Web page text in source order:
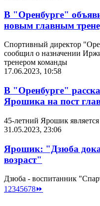
В "Оренбурге"
новым главным
Спортивный директор
сообщил о назначении
тренером команды
17.06.2023, 10:58
В "Оренбурге"
Ярошика на пост
45-летний Ярошик
31.05.2023, 23:06
Ярошик: "Дзюба
возраст"
Дзюба - воспитанник
1 2345678⏩